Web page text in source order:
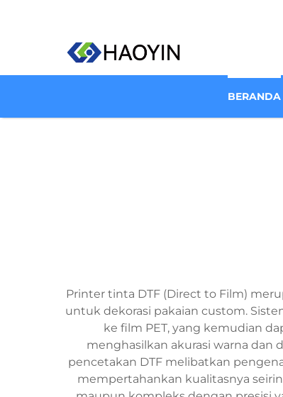
BERANDA
Printer tinta DTF (Direct to Film)
untuk dekorasi pakaian custom.
ke film PET, yang kemudian
menghasilkan akurasi warna dan
pencetakan DTF melibatkan
mempertahankan kualitasnya